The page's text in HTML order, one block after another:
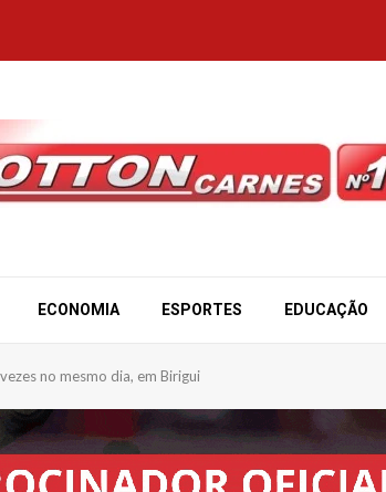
ECONOMIA ESPORTES EDUCAÇÃO
no mesmo dia, em Birigui